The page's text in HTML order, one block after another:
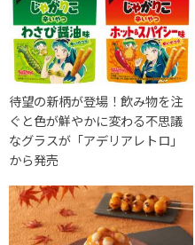
待望の新柄が登場！飲み物を注
ぐと色が鮮やかに変わる不思議
なグラスが「アデリアレトロ」
から発売